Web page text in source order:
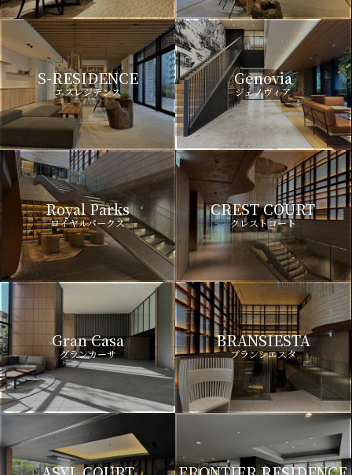
S-RESIDENCE
エスレジデンス
Genovia
ジェノヴィア
Royal Parks
ロイヤルパークス
CREST COURT
クレストコート
Gran Casa
グランカーサ
BRANSIESTA
ブランシエスタ